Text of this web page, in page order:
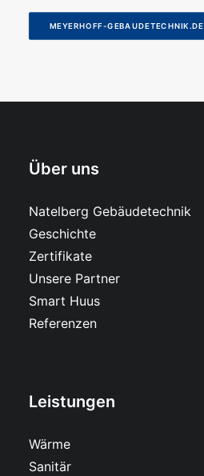
MEYERHOFF-GEBAUDETECHNIK.DE
Über uns
Natelberg Gebäudetechnik
Geschichte
Zertifikate
Unsere Partner
Smart Huus
Referenzen
Leistungen
Wärme
Sanitär